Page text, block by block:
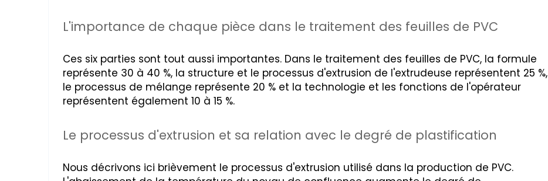
L'importance de chaque pièce dans le traitement des feuilles de PVC
Ces six parties sont tout aussi importantes. Dans le traitement des feuilles de PVC, la formule
représente 30 à 40 %, la structure et le processus d'extrusion de l'extrudeuse représentent 25 %,
le processus de mélange représente 20 % et la technologie et les fonctions de l'opérateur
représentent également 10 à 15 %.
Le processus d'extrusion et sa relation avec le degré de plastification
Nous décrivons ici brièvement le processus d'extrusion utilisé dans la production de PVC.